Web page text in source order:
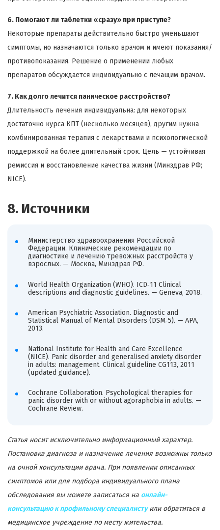
6. Помогают ли таблетки «сразу» при приступе?
Некоторые препараты действительно быстро уменьшают
симптомы, но назначаются только врачом и имеют показания/
противопоказания. Решение о применении любых
препаратов обсуждается индивидуально с лечащим врачом.
7. Как долго лечится паническое расстройство?
Длительность лечения индивидуальна: для некоторых
достаточно курса КПТ (несколько месяцев), другим нужна
комбинированная терапия с лекарствами и психологической
поддержкой на более длительный срок. Цель — устойчивая
ремиссия и восстановление качества жизни (Минздрав РФ;
NICE).
8. Источники
Министерство здравоохранения Российской
Федерации. Клинические рекомендации по
диагностике и лечению тревожных расстройств у
взрослых. — Москва, Минздрав РФ.
World Health Organization (WHO). ICD‑11 Clinical
descriptions and diagnostic guidelines. — Geneva, 2018.
American Psychiatric Association. Diagnostic and
Statistical Manual of Mental Disorders (DSM‑5). — APA,
2013.
National Institute for Health and Care Excellence
(NICE). Panic disorder and generalised anxiety disorder
in adults: management. Clinical guideline CG113, 2011
(updated guidance).
Cochrane Collaboration. Psychological therapies for
panic disorder with or without agoraphobia in adults. —
Cochrane Review.
Статья носит исключительно информационный характер.
Постановка диагноза и назначение лечения возможны только
на очной консультации врача. При появлении описанных
симптомов или для подбора индивидуального плана
обследования вы можете записаться на онлайн-
консультацию к профильному специалистуили обратиться в
медицинское учреждение по месту жительства.